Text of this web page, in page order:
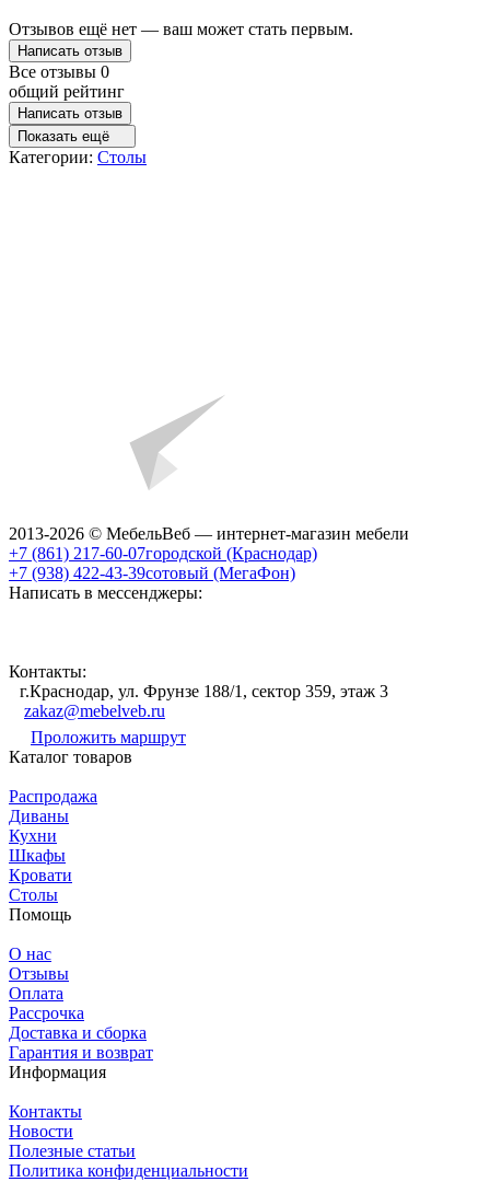
Отзывов ещё нет — ваш может стать первым.
Написать отзыв
Все отзывы 0
общий рейтинг
Написать отзыв
Показать ещё
Категории: Столы
2013-2026 © МебельВеб — интернет-магазин мебели
+7 (861) 217-60-07городской (Краснодар)
+7 (938) 422-43-39сотовый (МегаФон)
Написать в мессенджеры:
Контакты:
г.Краснодар, ул. Фрунзе 188/1, сектор 359, этаж 3
zakaz@mebelveb.ru
Проложить маршрут
Каталог товаров
Распродажа
Диваны
Кухни
Шкафы
Кровати
Столы
Помощь
О нас
Отзывы
Оплата
Рассрочка
Доставка и сборка
Гарантия и возврат
Информация
Контакты
Новости
Полезные статьи
Политика конфиденциальности